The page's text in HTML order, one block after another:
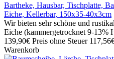
Bartheke, Hausbar, Tischplatte,
Eiche, Kellerbar, 150x35-40x3cm
Wir bieten sehr schöne und
Eiche (kammergetrocknet 9-13%
139,90€ Preis ohne Steuer
Warenkorb